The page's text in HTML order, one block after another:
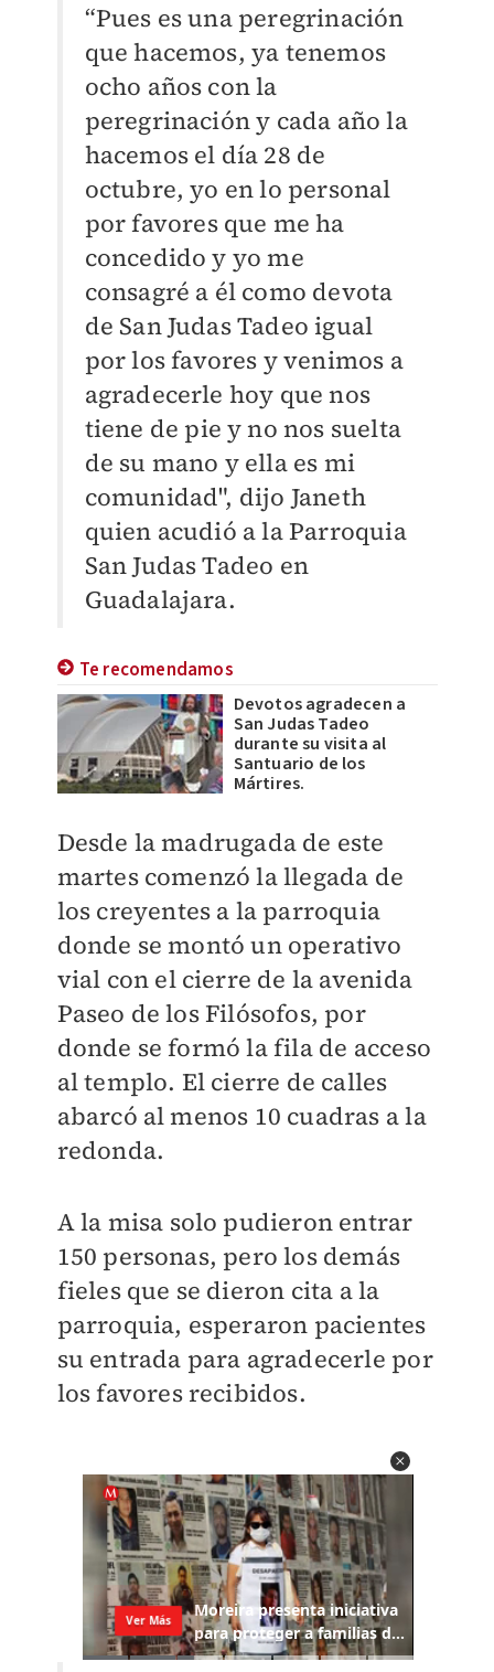
“Pues es una peregrinación
que hacemos, ya tenemos
ocho años con la
peregrinación y cada año la
hacemos el día 28 de
octubre, yo en lo personal
por favores que me ha
concedido y yo me
consagré a él como devota
de San Judas Tadeo igual
por los favores y venimos a
agradecerle hoy que nos
tiene de pie y no nos suelta
de su mano y ella es mi
comunidad", dijo Janeth
quien acudió a la Parroquia
San Judas Tadeo en
Guadalajara.
Te recomendamos
Devotos agradecen a
San Judas Tadeo
durante su visita al
Santuario de los
Mártires.
Desde la madrugada de este
martes comenzó la llegada de
los creyentes a la parroquia
donde se montó un operativo
vial con el cierre de la avenida
Paseo de los Filósofos, por
donde se formó la fila de acceso
al templo. El cierre de calles
abarcó al menos 10 cuadras a la
redonda.
A la misa solo pudieron entrar
150 personas, pero los demás
fieles que se dieron cita a la
parroquia, esperaron pacientes
su entrada para agradecerle por
los favores recibidos.